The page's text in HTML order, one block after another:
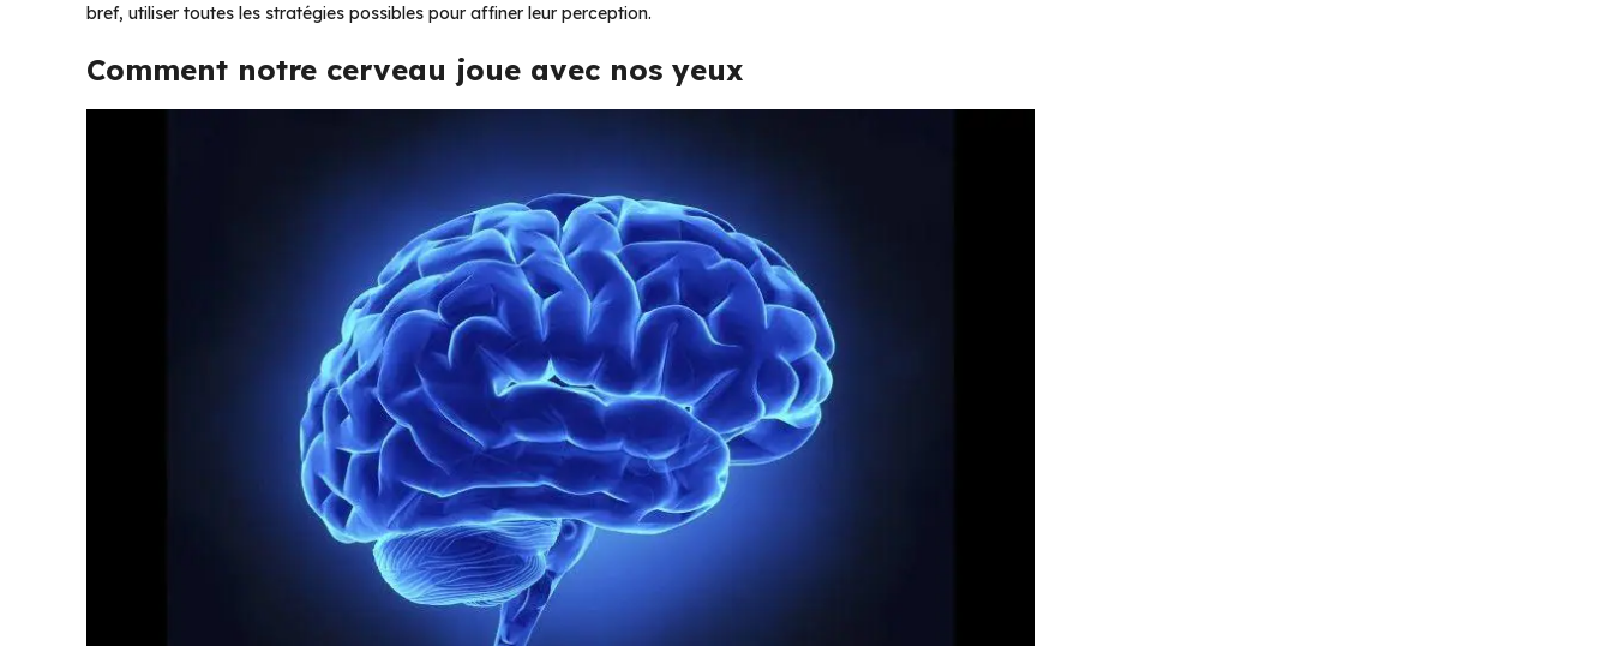
bref, utiliser toutes les stratégies possibles pour affiner leur perception.
Comment notre cerveau joue avec nos yeux